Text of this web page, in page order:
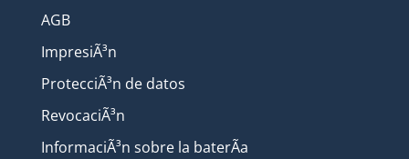
AGB
ImpresiÃ³n
ProtecciÃ³n de datos
RevocaciÃ³n
InformaciÃ³n sobre la baterÃ­a